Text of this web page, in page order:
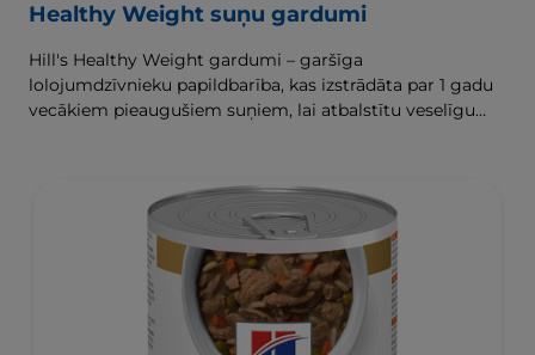
Healthy Weight suņu gardumi
Hill's Healthy Weight gardumi – garšīga
lolojumdzīvnieku papildbarība, kas izstrādāta par 1 gadu
vecākiem pieaugušiem suņiem, lai atbalstītu veselīgu